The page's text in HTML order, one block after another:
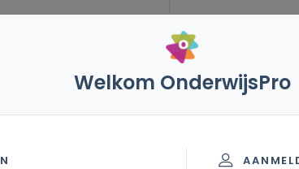
vademecum zorgbreed en kansenrijk
didactiek
Welkom OnderwijsPro